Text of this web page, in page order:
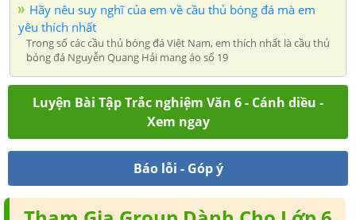
Hãy nêu suy nghĩ của em về cầu thủ bóng đá mà em
yêu thích nhất
Trong số các cầu thủ bóng đá Việt Nam, em thích nhất là cầu thủ
bóng đá Nguyễn Quang Hải mang áo số 19
Luyện Bài Tập Trắc nghiệm Văn 6 - Cánh diều -
Xem ngay
Báo lỗi - Góp ý